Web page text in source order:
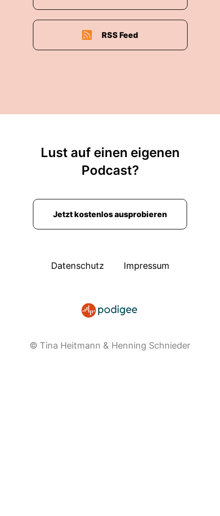
RSS Feed
Lust auf einen eigenen
Podcast?
Jetzt kostenlos ausprobieren
Datenschutz Impressum
© Tina Heitmann & Henning Schnieder